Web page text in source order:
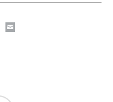
Xing